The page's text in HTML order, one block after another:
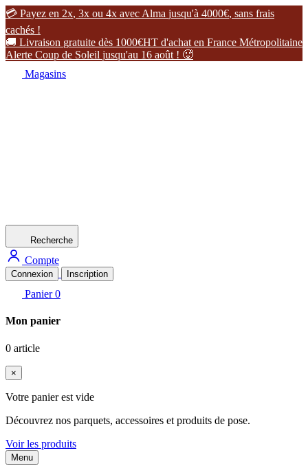
 Payez en 2x, 3x ou 4x avec Alma jusqu'à 4000€, sans frais
cachés !
 Livraison gratuite dès 1000€HT d'achat en France Métropolitaine
Alerte Coup de Soleil jusqu'au 16 août ! 
Magasins
Recherche
Compte
Connexion Inscription
Panier 0
Mon panier
0 article
×
Votre panier est vide
Découvrez nos parquets, accessoires et produits de pose.
Voir les produits
Menu